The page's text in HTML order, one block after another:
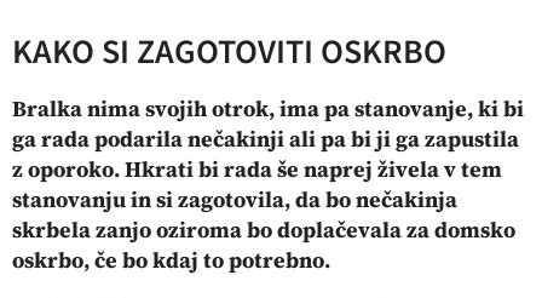
KAKO SI ZAGOTOVITI OSKRBO
Bralka nima svojih otrok, ima pa stanovanje, ki bi
ga rada podarila nečakinji ali pa bi ji ga zapustila
z oporoko. Hkrati bi rada še naprej živela v tem
stanovanju in si zagotovila, da bo nečakinja
skrbela zanjo oziroma bo doplačevala za domsko
oskrbo, če bo kdaj to potrebno.